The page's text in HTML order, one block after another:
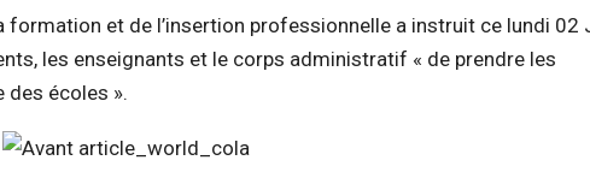
formation et de l’insertion professionnelle a instruit ce lundi 02
les enseignants et le corps administratif « de prendre les
des écoles ».